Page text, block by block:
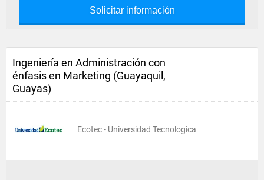
Solicitar información
Ingeniería en Administración con
énfasis en Marketing (Guayaquil,
Guayas)
Ecotec - Universidad Tecnologica